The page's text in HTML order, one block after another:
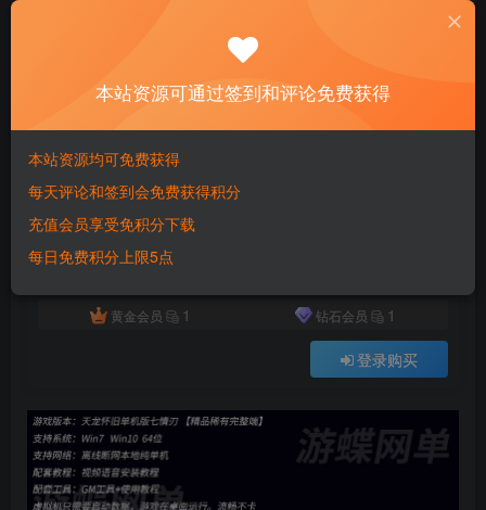
天龙八部怀旧单机版七情刃副武器武道三重天鉴灵
六九网单
2个月前更新
关注
9 2536 800
此内容为付费资源，请付费后查看
黄金会员
1 钻石会员 1
登录购买
付费资源
本站资源可通过签到和评论免费获得
本站资源均可免费获得
每天评论和签到会免费获得积分
充值会员享受免积分下载
每日免费积分上限5点